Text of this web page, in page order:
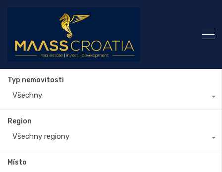
Typ nemovitosti
Všechny
Region
Všechny regiony
Místo